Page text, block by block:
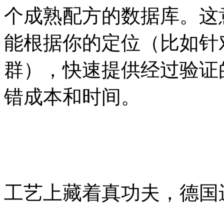
个成熟配方的数据库。
能根据你的定位（比如
群），快速提供经过验
错成本和时间。
工艺上藏着真功夫，德